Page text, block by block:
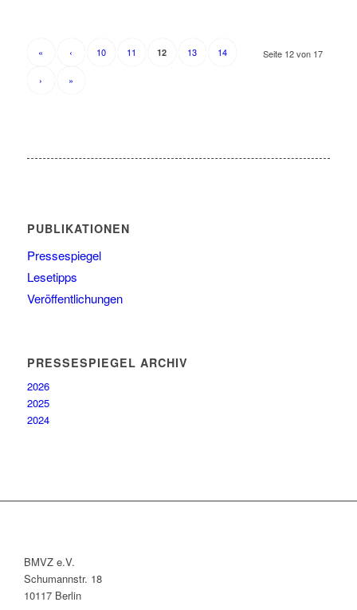
Seite 12 von 17
« ‹ 10 11 12 13 14
› »
PUBLIKATIONEN
Pressespiegel
Lesetipps
Veröffentlichungen
PRESSESPIEGEL ARCHIV
2026
2025
2024
BMVZ e.V.
Schumannstr. 18
10117 Berlin